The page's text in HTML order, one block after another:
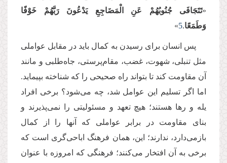
«تَتَجَافَى جُنُوبُهُمْ عَنِ الْمَضَاجِعِ یَدْعُونَ رَبَّهُمْ خَوْفًا
وَطَمَعًا.
5
»
پس انسان برای رسیدن به كمال باید در مقابل عواملی
مثل تنبلی، شهوت، غضب، مقام‌پرستی، جاه‌طلبی و مانند
آن مقاومت كند تا بتواند راه صحیحی را كه شناخته بپیماید.
اما اگر تسلیم این عوامل شد، چه می‌شود؟ برخی افراد
یله و رها هستند؛ هیچ تعهد و مسئولیتی را نمی‌پذیرند و
بنای مقاومت در برابر عواملی كه آنها را از كمال
بازمی‌دارد، ندارند؛ این، همان فرهنگ اباحی‌گری است كه
برخی به آن افتخار می‌کنند؛ فرهنگی که امروزه با عنوان